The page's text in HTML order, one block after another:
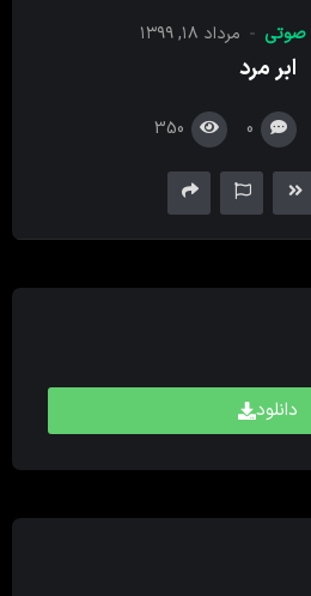
صوتی مرداد ۱۸, ۱۳۹۹
ابر مرد
0
350
دانلود